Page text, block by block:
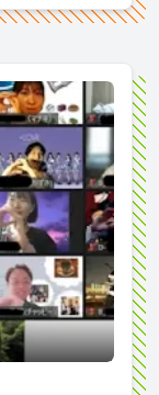
ョンは〇〇を成